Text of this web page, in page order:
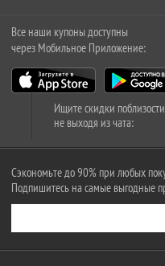
Все наши купоны доступны
через Мобильное Приложение:
Ищите скидки
не выходя из чата:
Сэкономьте до 90% при любых
Подпишитесь на самые выгодные